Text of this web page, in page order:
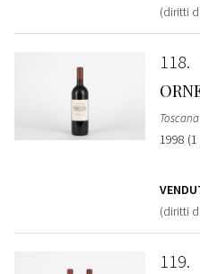
(diritti
118
1998
(diritti
119